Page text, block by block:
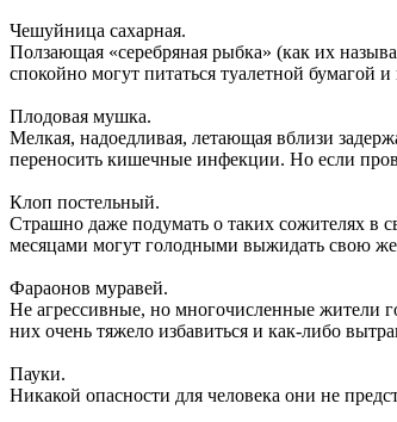
Чешуйница сахарная.
Ползающая «серебряная рыбка» (как их
спокойно могут питаться туалетной бумагой
Плодовая мушка.
Мелкая, надоедливая, летающая вблизи
переносить кишечные инфекции. Но если
Клоп постельный.
Страшно даже подумать о таких сожителях в
месяцами могут голодными выжидать свою
Фараонов муравей.
Не агрессивные, но многочисленные жители
них очень тяжело избавиться и как-либо
Пауки.
Никакой опасности для человека они не